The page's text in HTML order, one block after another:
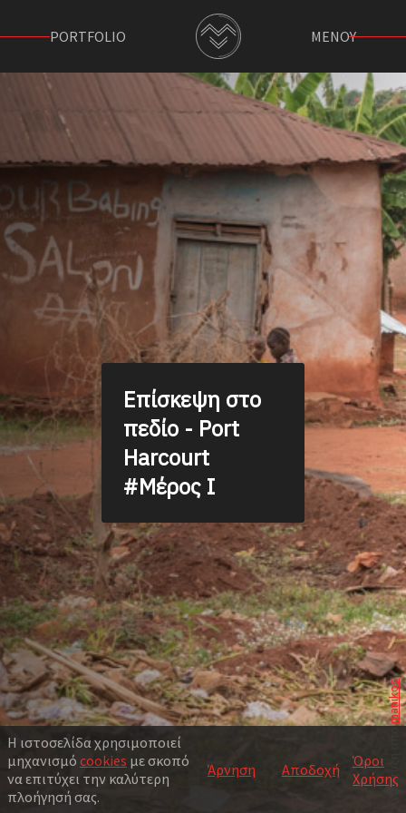
Η ιστοσελίδα χρησιμοποιεί
μηχανισμό cookies με σκοπό
να επιτύχει την καλύτερη
πλοήγησή σας.
Άρνηση Αποδοχή
Όροι
Χρήσης
PORTFOLIO ΜΕΝΟΥ
Ανάπτυξη από
manikos
Επίσκεψη στο
πεδίο - Port
Harcourt
#Μέρος I